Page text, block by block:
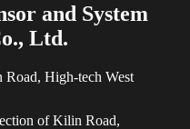
and System
Ltd.
Road, High-tech West
of Kilin Road,